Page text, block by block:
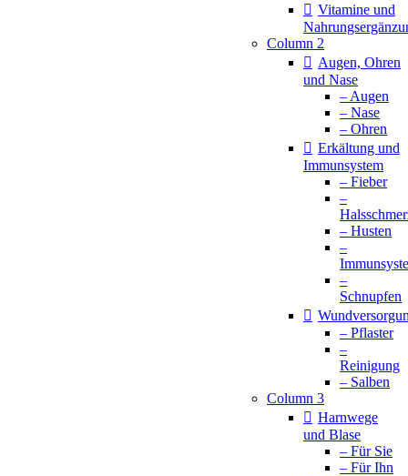
Vitamine und
Column 2
Augen, Ohren
und Nase
– Augen
– Nase
– Ohren
Erkältung und
Immunsystem
– Fieber
–
– Husten
–
–
Schnupfen
– Pflaster
–
Reinigung
– Salben
Column 3
Harnwege
und Blase
– Für Sie
– Für Ihn